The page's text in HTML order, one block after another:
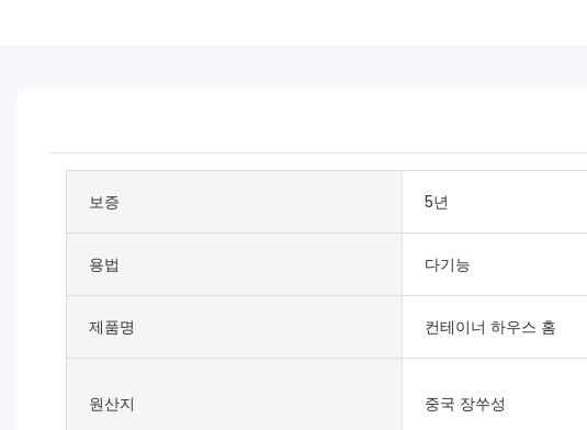
보증 5년
용법 다기능
제품명 컨테이너 하우스 홈
원산지 중국 장쑤성